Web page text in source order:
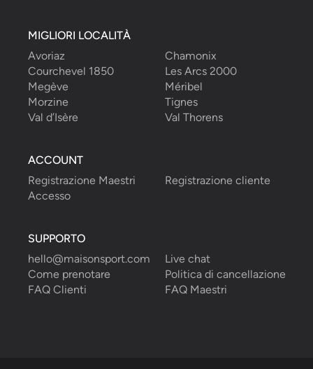
MIGLIORI LOCALITÀ
Avoriaz
Chamonix
Courchevel 1850
Les Arcs 2000
Megève
Méribel
Morzine
Tignes
Val d’Isère
Val Thorens
ACCOUNT
Registrazione Maestri
Registrazione cliente
Accesso
SUPPORTO
hello@maisonsport.com
Live chat
Come prenotare
Politica di cancellazione
FAQ Clienti
FAQ Maestri